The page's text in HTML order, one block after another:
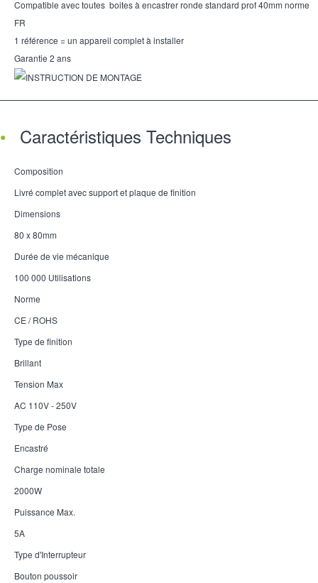
Compatible avec toutes boites à encastrer ronde standard prof 40mm norme
FR
1 référence = un appareil complet à installer
Garantie 2 ans
Caractéristiques Techniques
Composition
Livré complet avec support et plaque de finition
Dimensions
80 x 80mm
Durée de vie mécanique
100 000 Utilisations
Norme
CE / ROHS
Type de finition
Brillant
Tension Max
AC 110V - 250V
Type de Pose
Encastré
Charge nominale totale
2000W
Puissance Max.
5A
Type d'Interrupteur
Bouton poussoir